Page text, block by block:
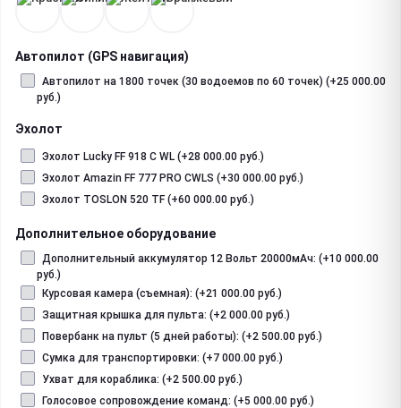
Автопилот (GPS навигация)
Автопилот на 1800 точек (30 водоемов по 60 точек) (+25 000.00
руб.)
Эхолот
Эхолот Lucky FF 918 C WL (+28 000.00 руб.)
Эхолот Amazin FF 777 PRO CWLS (+30 000.00 руб.)
Эхолот TOSLON 520 TF (+60 000.00 руб.)
Дополнительное оборудование
Дополнительный аккумулятор 12 Вольт 20000мАч: (+10 000.00
руб.)
Курсовая камера (съемная): (+21 000.00 руб.)
Защитная крышка для пульта: (+2 000.00 руб.)
Повербанк на пульт (5 дней работы): (+2 500.00 руб.)
Сумка для транспортировки: (+7 000.00 руб.)
Ухват для кораблика: (+2 500.00 руб.)
Голосовое сопровождение команд: (+5 000.00 руб.)